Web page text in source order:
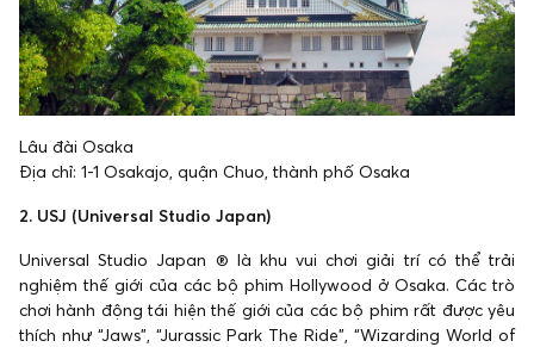
Lâu đài Osaka
Địa chỉ: 1-1 Osakajo, quận Chuo, thành phố Osaka
2. USJ (Universal Studio Japan)
Universal Studio Japan ® là khu vui chơi giải trí có thể trải
nghiệm thế giới của các bộ phim Hollywood ở Osaka. Các trò
chơi hành động tái hiện thế giới của các bộ phim rất được yêu
thích như “Jaws”, “Jurassic Park The Ride”, “Wizarding World of